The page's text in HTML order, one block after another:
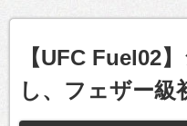
【UFC Fuel02
し、フェザー級